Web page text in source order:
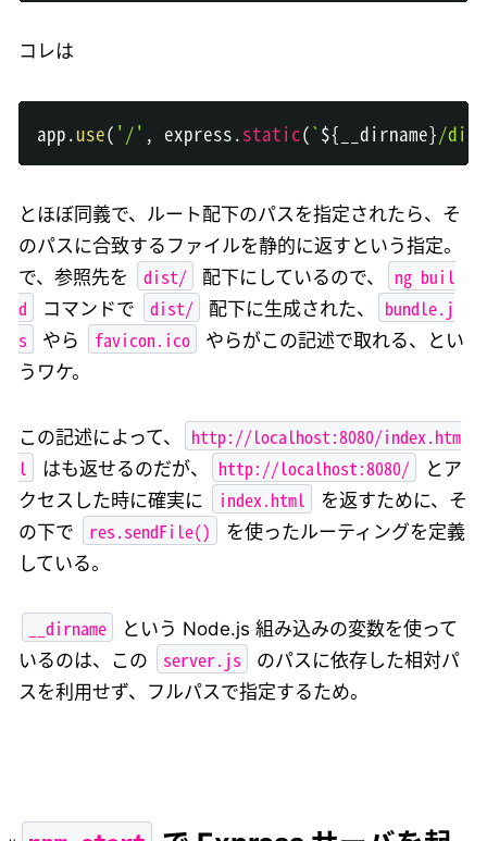
コレは
app.use( '/' , express.static(` ${ __dirname}/dist
とほぼ同義で、ルート配下のパスを指定されたら、そ
のパスに合致するファイルを静的に返すという指定。
で、参照先を
dist/ 配下にしているので、
ng buil
d
コマンドで dist/ 配下に生成された、
bundle.j
s
やら favicon.ico
やらがこの記述で取れる、とい
うワケ。
この記述によって、
http://localhost:8080/index.htm
l
はも返せるのだが、 http://localhost:8080/
とア
クセスした時に確実に
index.html
を返すために、そ
の下で
res.sendFile()
を使ったルーティングを定義
している。
__dirname
という Node.js 組み込みの変数を使って
いるのは、この
server.js
のパスに依存した相対パ
スを利用せず、フルパスで指定するため。